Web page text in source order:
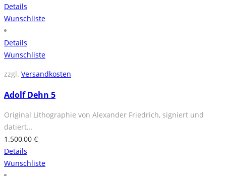
Details
Wunschliste
Details
Wunschliste
zzgl. Versandkosten
Adolf Dehn 5
Original Lithographie von Alexander Friedrich, signiert und
datiert...
1.500,00 €
Details
Wunschliste